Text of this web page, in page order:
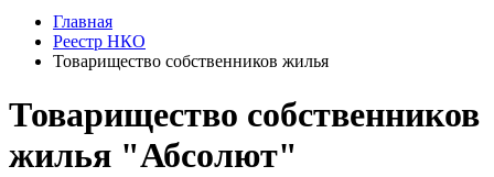
Главная
Реестр НКО
Товарищество собственников жилья
Товарищество собственников
жилья "Абсолют"